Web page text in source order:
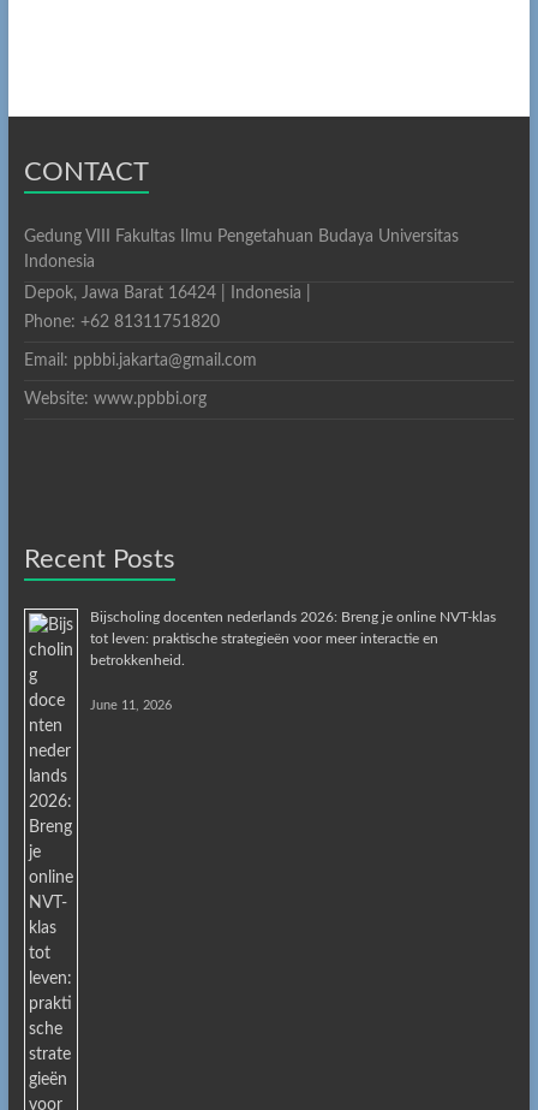
CONTACT
Gedung VIII Fakultas Ilmu Pengetahuan Budaya Universitas
Indonesia
Depok, Jawa Barat 16424 | Indonesia |
Phone: +62 81311751820
Email: ppbbi.jakarta@gmail.com
Website: www.ppbbi.org
Recent Posts
Bijscholing docenten nederlands 2026: Breng je online NVT-klas
tot leven: praktische strategieën voor meer interactie en
betrokkenheid.
June 11, 2026